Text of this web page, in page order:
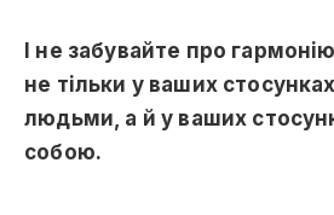
І не забувайте про
не тільки у ваших
людьми, а й у ваших
собою.